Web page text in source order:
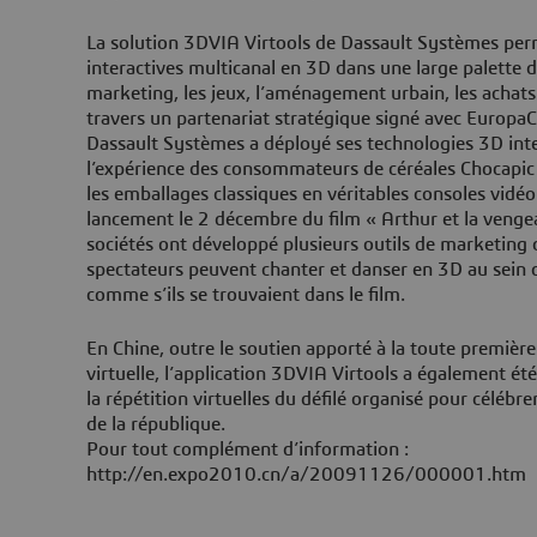
La solution 3DVIA Virtools de Dassault Systèmes
interactives multicanal en 3D dans une large palette
marketing, les jeux, l’aménagement urbain, les
travers un partenariat stratégique signé avec
Dassault Systèmes a déployé ses technologies 3D
l’expérience des consommateurs de céréales
les emballages classiques en véritables consoles
lancement le 2 décembre du film « Arthur et la
sociétés ont développé plusieurs outils de marketing
spectateurs peuvent chanter et danser en 3D au sein
comme s’ils se trouvaient dans le film.
En Chine, outre le soutien apporté à la toute
virtuelle, l’application 3DVIA Virtools a également
la répétition virtuelles du défilé organisé pour
de la république.
Pour tout complément d’information :
http://en.expo2010.cn/a/20091126/000001.htm